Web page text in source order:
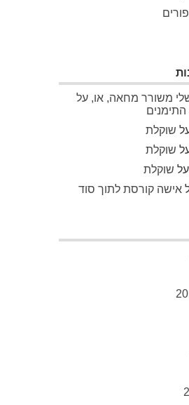
משורר מחאה, או, על
שוקלת
שוקלת
על שוקלת
אישה קורסת לתוך סוד